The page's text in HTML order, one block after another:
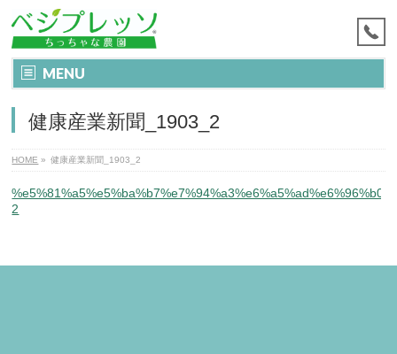
MENU
健康産業新聞_1903_2
HOME » 健康産業新聞_1903_2
2